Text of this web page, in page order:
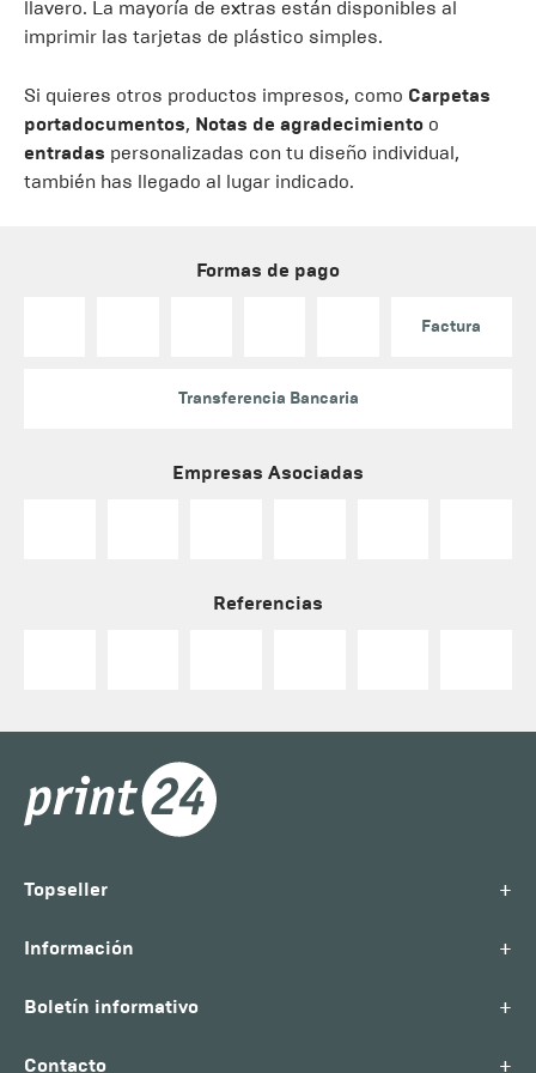
llavero. La mayoría de extras están disponibles al
imprimir las tarjetas de plástico simples.
Si quieres otros productos impresos, como Carpetas
portadocumentos, Notas de agradecimiento o
entradas personalizadas con tu diseño individual,
también has llegado al lugar indicado.
Formas de pago
Factura
Transferencia Bancaria
Empresas Asociadas
Referencias
Topseller +
Información +
Boletín informativo +
Contacto +